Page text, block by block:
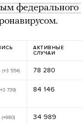
федерального
АКТИВНЫЕ
СЛУЧАИ
(+3 554) 78 280
739) 84 146
(+980) 34 989